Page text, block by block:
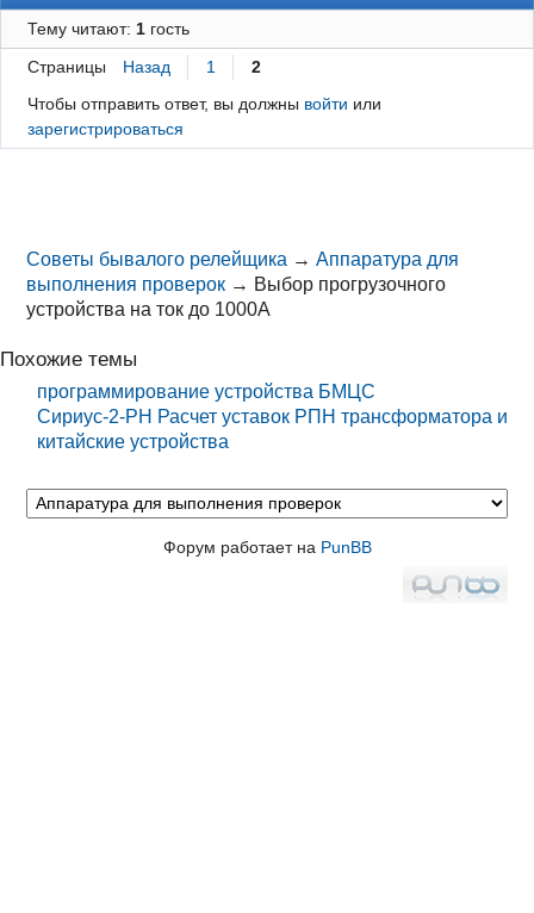
Тему читают: 1гость
Страницы Назад 1
2
Чтобы отправить ответ, вы должны войти или
зарегистрироваться
Советы бывалого релейщика →Аппаратура для
выполнения проверок → Выбор прогрузочного
устройства на ток до 1000А
Похожие темы
программирование устройства БМЦС
Сириус-2-РН Расчет уставок РПН трансформатора и
китайские устройства
Форум работает на PunBB